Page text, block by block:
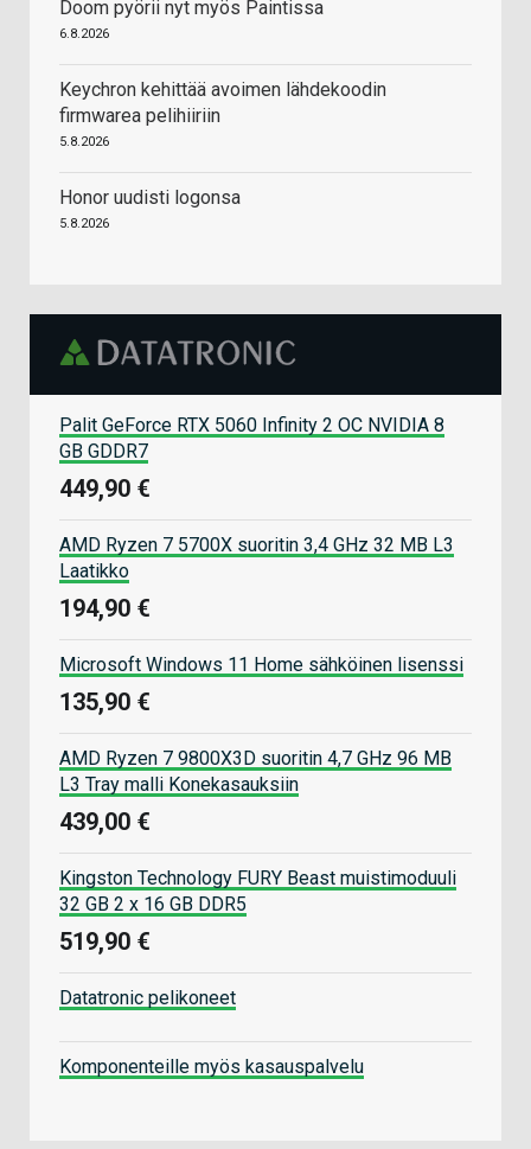
Doom pyörii nyt myös Paintissa
6.8.2026
Keychron kehittää avoimen lähdekoodin
firmwarea pelihiiriin
5.8.2026
Honor uudisti logonsa
5.8.2026
Palit GeForce RTX 5060 Infinity 2 OC NVIDIA 8
GB GDDR7
449,90 €
AMD Ryzen 7 5700X suoritin 3,4 GHz 32 MB L3
Laatikko
194,90 €
Microsoft Windows 11 Home sähköinen lisenssi
135,90 €
AMD Ryzen 7 9800X3D suoritin 4,7 GHz 96 MB
L3 Tray malli Konekasauksiin
439,00 €
Kingston Technology FURY Beast muistimoduuli
32 GB 2 x 16 GB DDR5
519,90 €
Datatronic pelikoneet
Komponenteille myös kasauspalvelu